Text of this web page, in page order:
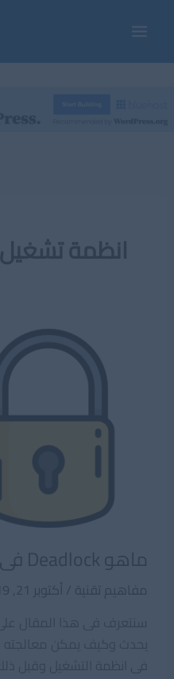
Main
انظمة تشغيل
ماهو Deadlock فى انظمة التشغيل
مفاهيم تقنية / أكتوبر 21, 2019